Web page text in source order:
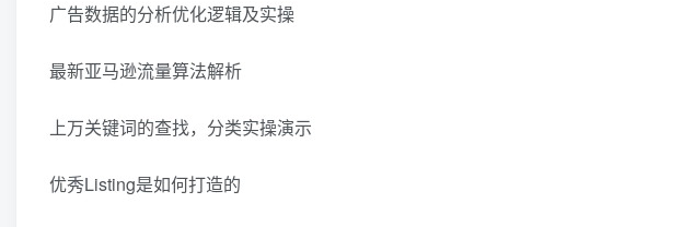
广告数据的分析优化逻辑及实操
最新亚马逊流量算法解析
上万关键词的查找，分类实操演示
优秀Listing是如何打造的